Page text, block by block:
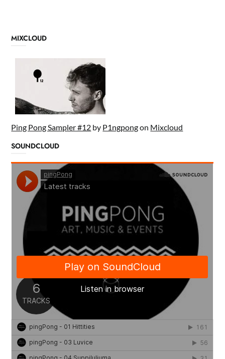
MIXCLOUD
Ping Pong Sampler #12 by P1ngpongon Mixcloud
SOUNDCLOUD